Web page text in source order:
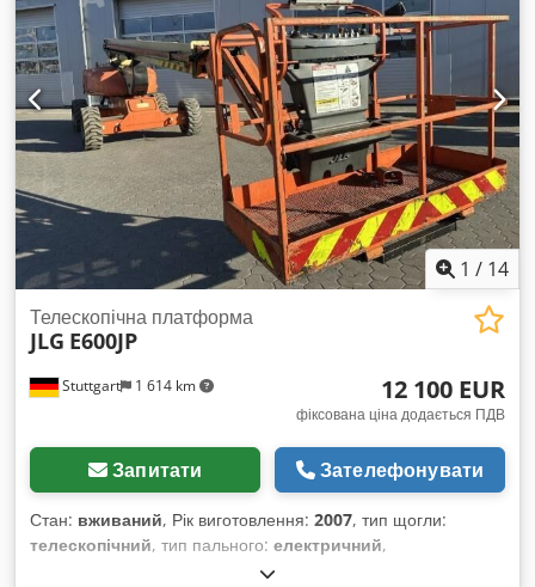
1 / 14
Stuttgart 1 614 km
Телескопічна платформа
JLG E600JP
12 100 EUR
фіксована ціна додається ПДВ
Запитати Зателефонувати
Стан: вживаний, Рік виготовлення: 2007, тип щогли:
телескопічний, тип пального: електричний,
Вантажопідйомність: 230 кг Dodpszfn Udsfx Ab Neck